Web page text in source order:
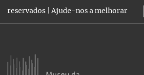
reservados |Ajude-nos a melhorar